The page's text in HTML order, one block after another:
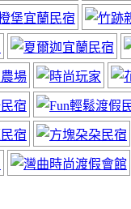
神風居小木屋
近太平山福山植物園